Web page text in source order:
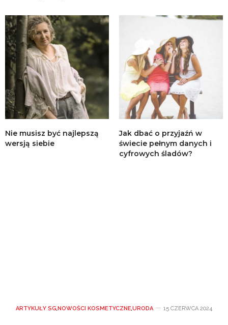
Nie musisz być najlepszą
wersją siebie
Jak dbać o przyjaźń w
świecie pełnym danych i
cyfrowych śladów?
ARTYKUŁY SG,NOWOŚCI KOSMETYCZNE,URODA 15 CZERWCA 2024